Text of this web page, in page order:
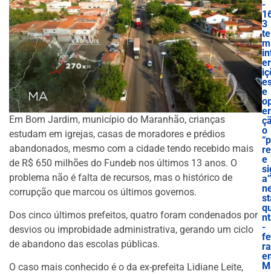
Em Bom Jardim, município do Maranhão, crianças
estudam em igrejas, casas de moradores e prédios
abandonados, mesmo com a cidade tendo recebido mais
de R$ 650 milhões do Fundeb nos últimos 13 anos. O
problema não é falta de recursos, mas o histórico de
corrupção que marcou os últimos governos.
Dos cinco últimos prefeitos, quatro foram condenados por
desvios ou improbidade administrativa, gerando um ciclo
de abandono das escolas públicas.
O caso mais conhecido é o da ex-prefeita Lidiane Leite,
-
3
te
m
e
o
re
e
a”
-
ra